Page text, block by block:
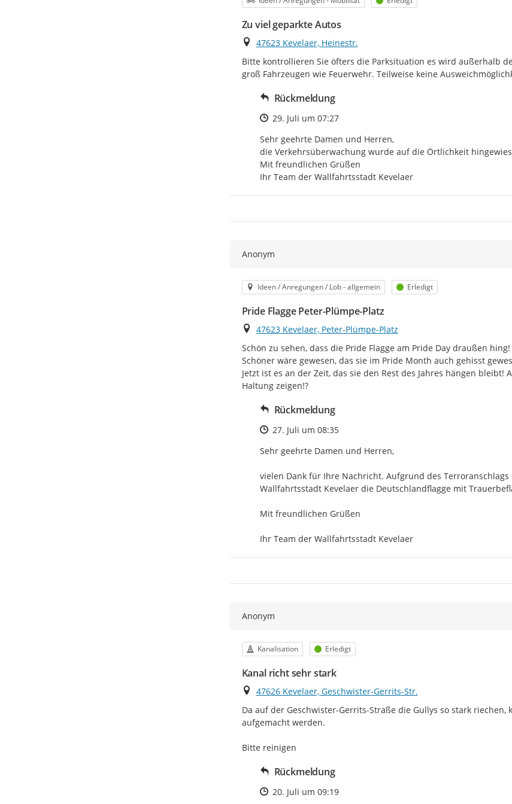
Zu viel geparkte Autos
Ort
47623 Kevelaer, Heinestr.
Bitte kontrollieren Sie öfters die Parksituation es wird außerhalb
groß Fahrzeugen wie Feuerwehr. Teilweise keine
Rückmeldung
Zeitpunkt des Erstellens
29. Juli um 07:27
Sehr geehrte Damen und Herren,
die Verkehrsüberwachung wurde auf die Örtlichkeit
Mit freundlichen Grüßen
Ihr Team der Wallfahrtsstadt Kevelaer
Anonym
Kategorie
Ideen / Anregungen / Lob - allgemein Status
Erledigt
Pride Flagge Peter-Plümpe-Platz
Ort
47623 Kevelaer, Peter-Plümpe-Platz
Schön zu sehen, dass die Pride Flagge am Pride Day draußen hing!
Schöner wäre gewesen, das sie im Pride Month auch gehisst
Jetzt ist es an der Zeit, das sie den Rest des Jahres hängen
Haltung zeigen!?
Rückmeldung
Zeitpunkt des Erstellens
27. Juli um 08:35
Sehr geehrte Damen und Herren,
vielen Dank für Ihre Nachricht. Aufgrund des
Wallfahrtsstadt Kevelaer die Deutschlandflagge mit
Mit freundlichen Grüßen
Ihr Team der Wallfahrtsstadt Kevelaer
Anonym
Kategorie
Kanalisation Status
Erledigt
Kanal richt sehr stark
Ort
47626 Kevelaer, Geschwister-Gerrits-Str.
Da auf der Geschwister-Gerrits-Straße die Gullys so stark
aufgemacht werden.
Bitte reinigen
Rückmeldung
Zeitpunkt des Erstellens
20. Juli um 09:19